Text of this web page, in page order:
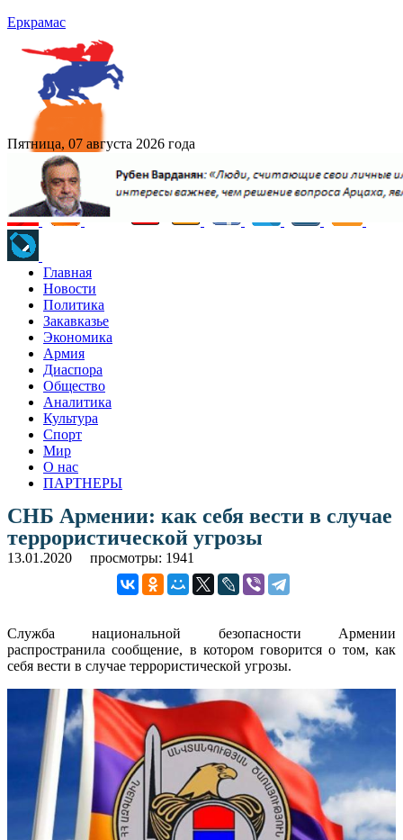
Еркрамас
Пятница, 07 августа 2026 года
Главная
Новости
Политика
Закавказье
Экономика
Армия
Диаспора
Общество
Аналитика
Культура
Спорт
Мир
О нас
ПАРТНЕРЫ
СНБ Армении: как себя вести в случае
террористической угрозы
13.01.2020 просмотры: 1941
Служба национальной безопасности Армении
распространила сообщение, в котором говорится о том, как
себя вести в случае террористической угрозы.